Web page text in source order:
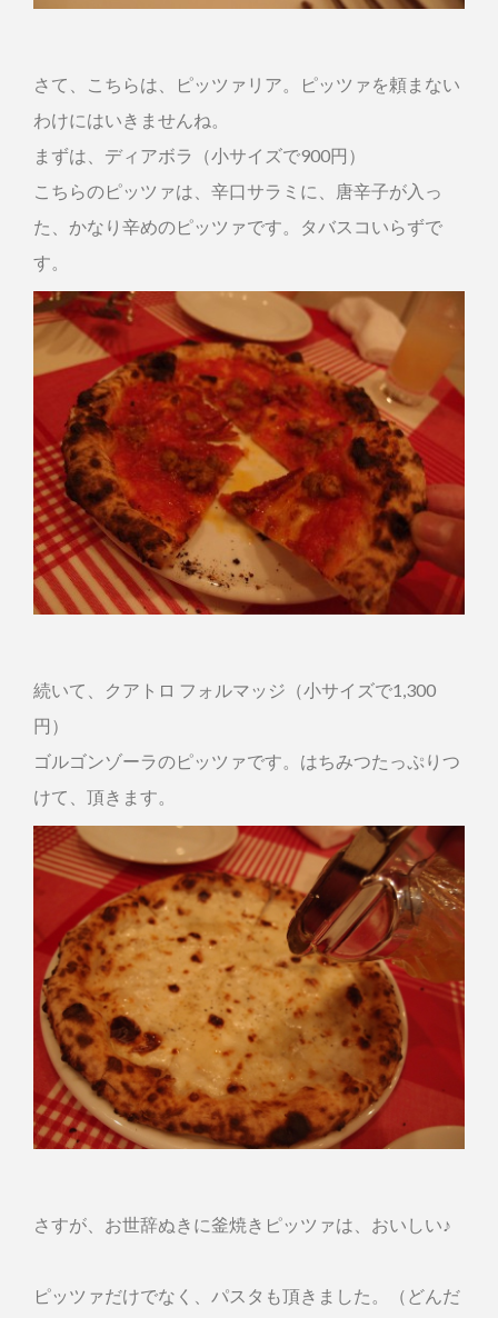
さて、こちらは、ピッツァリア。ピッツァを頼まない
わけにはいきませんね。
まずは、ディアボラ（小サイズで900円）
こちらのピッツァは、辛口サラミに、唐辛子が入っ
た、かなり辛めのピッツァです。タバスコいらずで
す。
続いて、クアトロ フォルマッジ（小サイズで1,300
円）
ゴルゴンゾーラのピッツァです。はちみつたっぷりつ
けて、頂きます。
さすが、お世辞ぬきに釜焼きピッツァは、おいしい♪
ピッツァだけでなく、パスタも頂きました。（どんだ